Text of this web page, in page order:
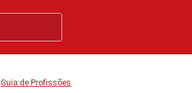
Guia de Profissões